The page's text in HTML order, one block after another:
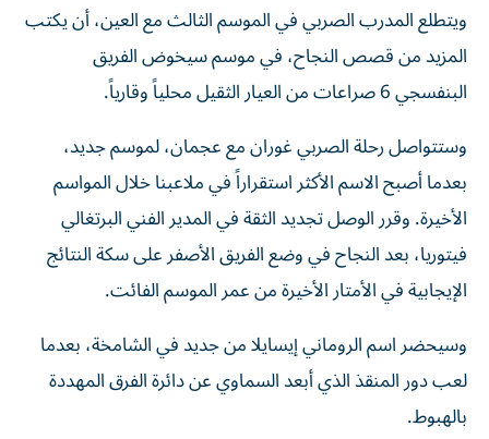
ويتطلع المدرب الصربي في الموسم الثالث مع العين، أن يكتب
المزيد من قصص النجاح، في موسم سيخوض الفريق
البنفسجي 6 صراعات من العيار الثقيل محلياً وقارياً.
وستتواصل رحلة الصربي غوران مع عجمان، لموسم جديد،
بعدما أصبح الاسم الأكثر استقراراً في ملاعبنا خلال المواسم
الأخيرة. وقرر الوصل تجديد الثقة في المدير الفني البرتغالي
فيتوريا، بعد النجاح في وضع الفريق الأصفر على سكة النتائج
الإيجابية في الأمتار الأخيرة من عمر الموسم الفائت.
وسيحضر اسم الروماني إيسايلا من جديد في الشامخة، بعدما
لعب دور المنقذ الذي أبعد السماوي عن دائرة الفرق المهددة
بالهبوط.